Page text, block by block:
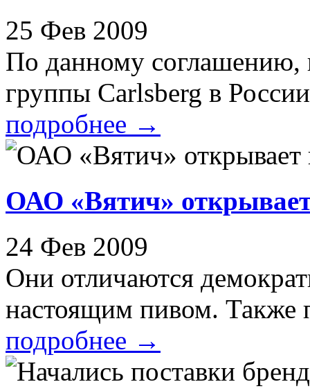
25 Фев 2009
По данному соглашению,
группы Carlsberg в
подробнее →
ОАО «Вятич»
24 Фев 2009
Они отличаются
настоящим пивом. Также
подробнее →